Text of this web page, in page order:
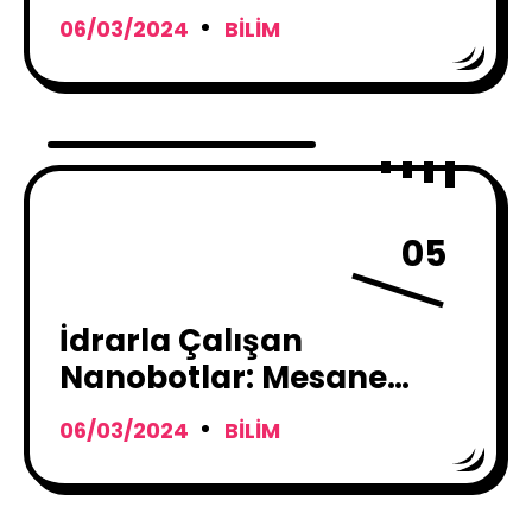
Gelen Meteorlar Neden
Genç?
06/03/2024 BILIM
05
İdrarla Çalışan
Nanobotlar: Mesane
Kanserine Yenilikçi
Çözüm
06/03/2024 BILIM